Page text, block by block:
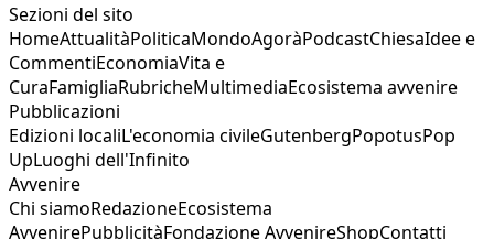
Sezioni del sito
HomeAttualitàPoliticaMondoAgoràPodcastChiesaIdee e
CommentiEconomiaVita e
CuraFamigliaRubricheMultimediaEcosistema avvenire
Pubblicazioni
Edizioni localiL'economia civileGutenbergPopotusPop
UpLuoghi dell'Infinito
Avvenire
Chi siamoRedazioneEcosistema
AvvenirePubblicitàFondazione AvvenireShopContatti